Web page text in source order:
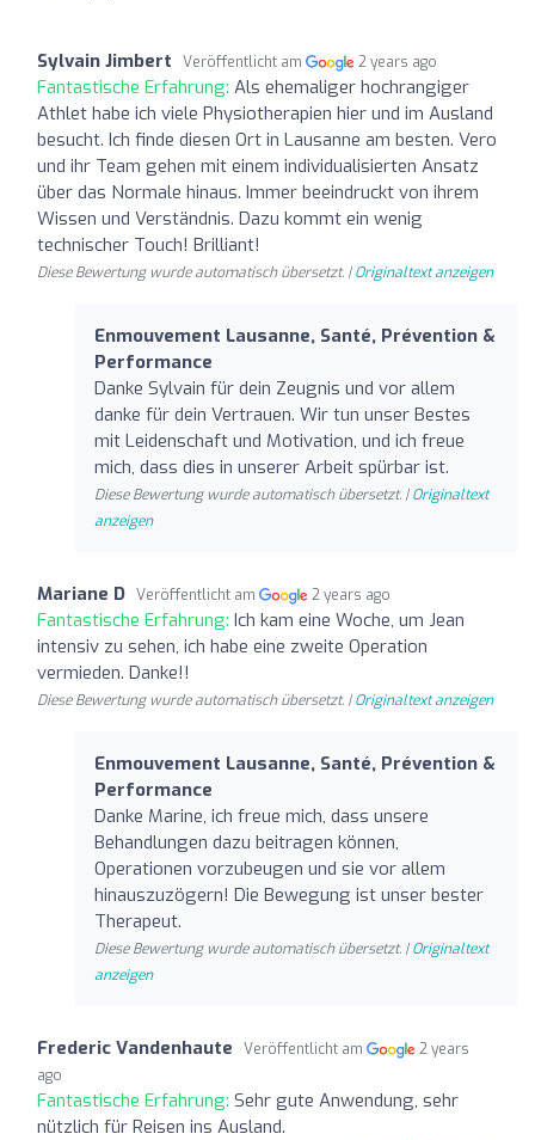
Sylvain Jimbert Veröffentlicht am 2 years ago
Fantastische Erfahrung: Als ehemaliger hochrangiger
Athlet habe ich viele Physiotherapien hier und im Ausland
besucht. Ich finde diesen Ort in Lausanne am besten. Vero
und ihr Team gehen mit einem individualisierten Ansatz
über das Normale hinaus. Immer beeindruckt von ihrem
Wissen und Verständnis. Dazu kommt ein wenig
technischer Touch! Brilliant!
Diese Bewertung wurde automatisch übersetzt. |Originaltext anzeigen
Enmouvement Lausanne, Santé, Prévention &
Performance
Danke Sylvain für dein Zeugnis und vor allem
danke für dein Vertrauen. Wir tun unser Bestes
mit Leidenschaft und Motivation, und ich freue
mich, dass dies in unserer Arbeit spürbar ist.
Diese Bewertung wurde automatisch übersetzt. |Originaltext
anzeigen
Mariane D Veröffentlicht am 2 years ago
Fantastische Erfahrung: Ich kam eine Woche, um Jean
intensiv zu sehen, ich habe eine zweite Operation
vermieden. Danke!!
Diese Bewertung wurde automatisch übersetzt. |Originaltext anzeigen
Enmouvement Lausanne, Santé, Prévention &
Performance
Danke Marine, ich freue mich, dass unsere
Behandlungen dazu beitragen können,
Operationen vorzubeugen und sie vor allem
hinauszuzögern! Die Bewegung ist unser bester
Therapeut.
Diese Bewertung wurde automatisch übersetzt. |Originaltext
anzeigen
Frederic Vandenhaute Veröffentlicht am
2 years
ago
Fantastische Erfahrung: Sehr gute Anwendung, sehr
nützlich für Reisen ins Ausland.